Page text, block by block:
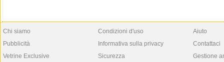
Chi siamo
Pubblicità
Vetrine Exclusive
Condizioni d'uso
Informativa sulla privacy
Sicurezza
Aiuto
Contattaci
Gestione